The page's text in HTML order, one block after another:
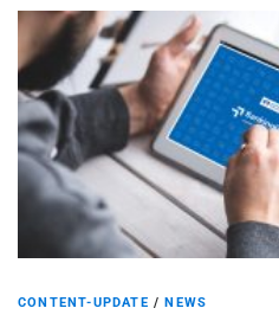
i
d
e
B
l
o
g
CONTENT-UPDATE /NEWS